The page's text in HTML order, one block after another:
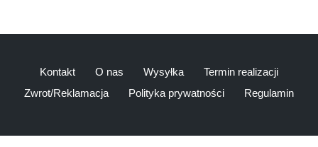
Kontakt O nas Wysyłka
Termin realizacji
Zwrot/Reklamacja
Polityka prywatności Regulamin